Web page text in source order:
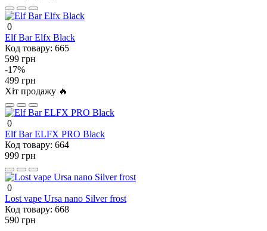
0
Elf Bar Elfx Black
Код товару: 665
599 грн
-17%
499 грн
Хіт продажу 🔥
0
Elf Bar ELFX PRO Black
Код товару: 664
999 грн
0
Lost vape Ursa nano Silver frost
Код товару: 668
590 грн